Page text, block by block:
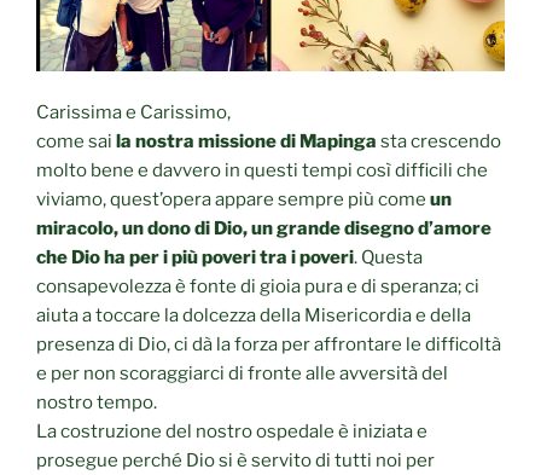
Carissima e Carissimo,
come sai la nostra missione di Mapinga sta crescendo
molto bene e davvero in questi tempi così difficili che
viviamo, quest’opera appare sempre più come un
miracolo, un dono di Dio, un grande disegno d’amore
che Dio ha per i più poveri tra i poveri. Questa
consapevolezza è fonte di gioia pura e di speranza; ci
aiuta a toccare la dolcezza della Misericordia e della
presenza di Dio, ci dà la forza per affrontare le difficoltà
e per non scoraggiarci di fronte alle avversità del
nostro tempo.
La costruzione del nostro ospedale è iniziata e
prosegue perché Dio si è servito di tutti noi per